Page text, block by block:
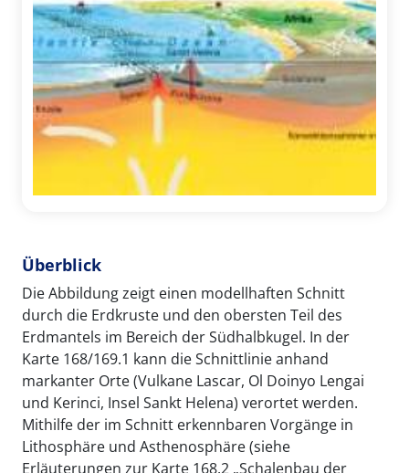
Überblick
Die Abbildung zeigt einen modellhaften Schnitt
durch die Erdkruste und den obersten Teil des
Erdmantels im Bereich der Südhalbkugel. In der
Karte 168/169.1 kann die Schnittlinie anhand
markanter Orte (Vulkane Lascar, Ol Doinyo Lengai
und Kerinci, Insel Sankt Helena) verortet werden.
Mithilfe der im Schnitt erkennbaren Vorgänge in
Lithosphäre und Asthenosphäre (siehe
Erläuterungen zur Karte 168.2 „Schalenbau der